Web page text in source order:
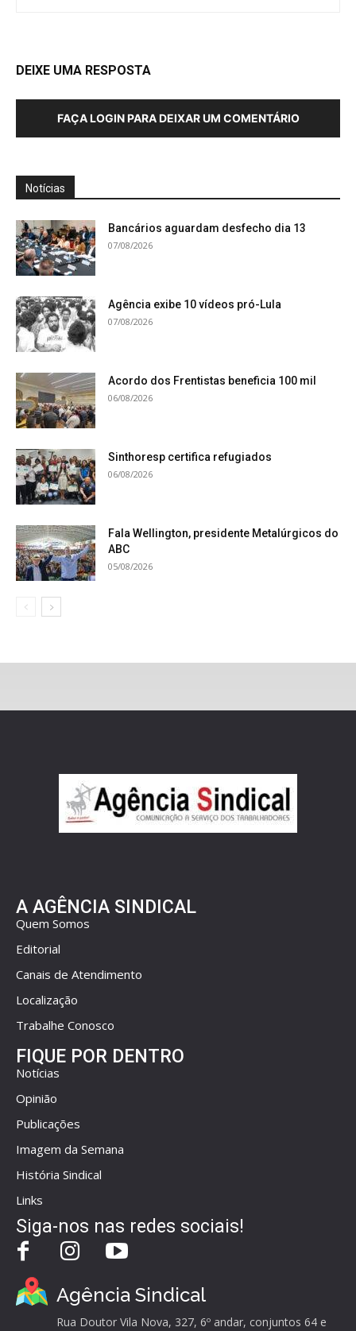
DEIXE UMA RESPOSTA
FAÇA LOGIN PARA DEIXAR UM COMENTÁRIO
Notícias
Bancários aguardam desfecho dia 13
07/08/2026
Agência exibe 10 vídeos pró-Lula
07/08/2026
Acordo dos Frentistas beneficia 100 mil
06/08/2026
Sinthoresp certifica refugiados
06/08/2026
Fala Wellington, presidente Metalúrgicos do
ABC
05/08/2026
A AGÊNCIA SINDICAL
Quem Somos
Editorial
Canais de Atendimento
Localização
Trabalhe Conosco
FIQUE POR DENTRO
Notícias
Opinião
Publicações
Imagem da Semana
História Sindical
Links
Siga-nos nas redes sociais!
Agência Sindical
Rua Doutor Vila Nova, 327, 6º andar, conjuntos 64 e